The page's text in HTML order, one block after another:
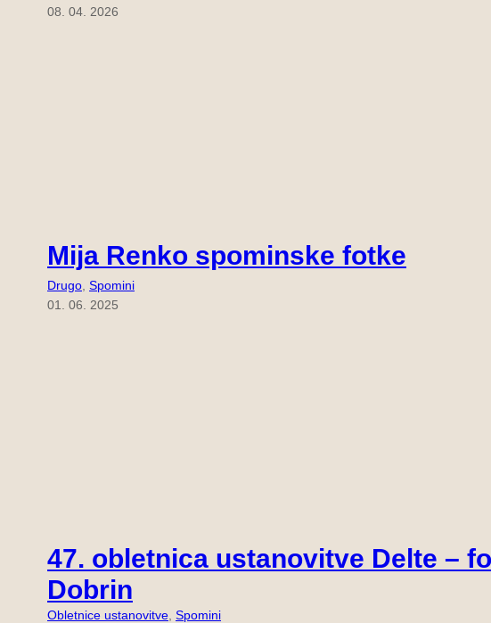
08. 04. 2026
Mija Renko spominske fotke
Drugo Spomini
01. 06. 2025
47. obletnica ustanovitve Delte –
Dobrin
Obletnice ustanovitve Spomini